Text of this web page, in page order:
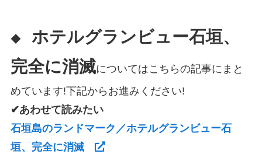
◆ ホテルグランビュー石垣、
完全に消滅についてはこちらの記事にまと
めています!下記からお進みください!
✔あわせて読みたい
石垣島のランドマーク／ホテルグランビュー石
垣、完全に消滅